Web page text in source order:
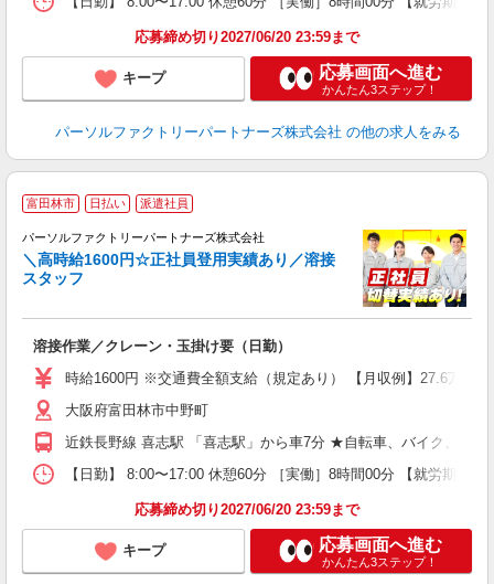
応募締め切り2027/06/20 23:59まで
キープ 応募画面へ進む
かんたん3ステップ！
パーソルファクトリーパートナーズ株式会社 の他の求人をみる
富田林市 日払い 派遣社員
パーソルファクトリーパートナーズ株式会社
＼高時給1600円☆正社員登用実績あり／溶接
スタッフ
溶接作業／クレーン・玉掛け要（日勤）
時給1600円 ※交通費全額支給（規定あり） 【月収例】27.6万円
大阪府富田林市中野町
近鉄長野線 喜志駅 「喜志駅」から車7分 ★自転車、バイク、マイ
【日勤】 8:00〜17:00 休憩60分 ［実働］8時間00分 【就労期間】
応募締め切り2027/06/20 23:59まで
キープ 応募画面へ進む
かんたん3ステップ！